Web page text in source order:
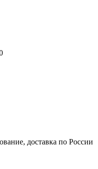
доставка по России